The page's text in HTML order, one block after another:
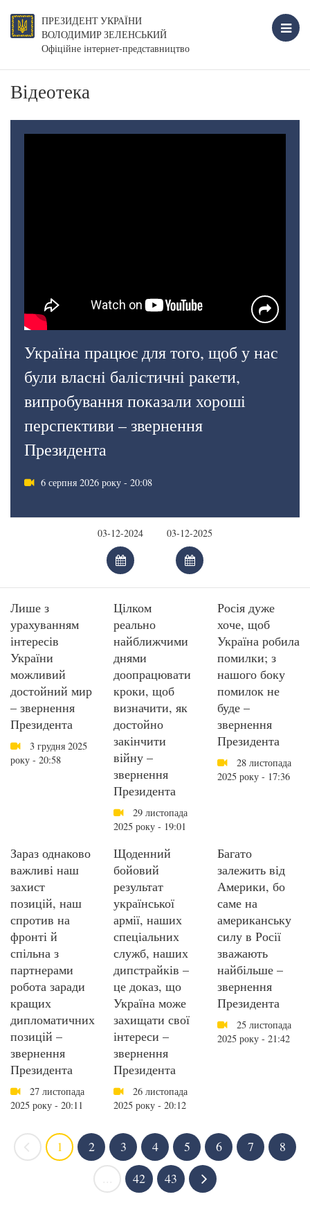
ПРЕЗИДЕНТ УКРАЇНИ
ВОЛОДИМИР ЗЕЛЕНСЬКИЙ
Офіційне інтернет-представництво
Відеотека
Україна працює для того, щоб у нас
були власні балістичні ракети,
випробування показали хороші
перспективи – звернення
Президента
6 серпня 2026 року - 20:08
Лише з
урахуванням
інтересів
України
можливий
достойний мир
– звернення
Президента
3 грудня 2025
року - 20:58
Цілком
реально
найближчими
днями
доопрацювати
кроки, щоб
визначити, як
достойно
закінчити
війну –
звернення
Президента
29 листопада
2025 року - 19:01
Росія дуже
хоче, щоб
Україна робила
помилки; з
нашого боку
помилок не
буде –
звернення
Президента
28 листопада
2025 року - 17:36
Зараз однаково
важливі наш
захист
позицій, наш
спротив на
фронті й
спільна з
партнерами
робота заради
кращих
дипломатичних
позицій –
звернення
Президента
27 листопада
2025 року - 20:11
Щоденний
бойовий
результат
української
армії, наших
спеціальних
служб, наших
дипстрайків –
це доказ, що
Україна може
захищати свої
інтереси –
звернення
Президента
26 листопада
2025 року - 20:12
Багато
залежить від
Америки, бо
саме на
американську
силу в Росії
зважають
найбільше –
звернення
Президента
25 листопада
2025 року - 21:42
1 2 3 4 5 6 7
8
42 43